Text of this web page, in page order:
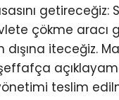
getireceğiz:
çökme aracı
iteceğiz. Mal
teslim